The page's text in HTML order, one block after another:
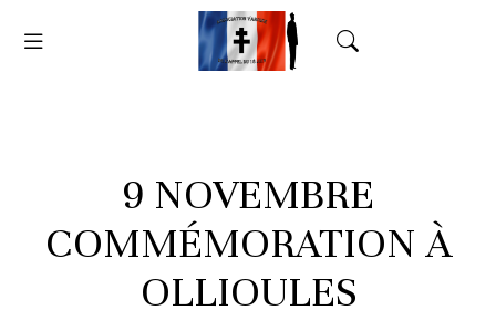
9 NOVEMBRE
COMMÉMORATION À
OLLIOULES